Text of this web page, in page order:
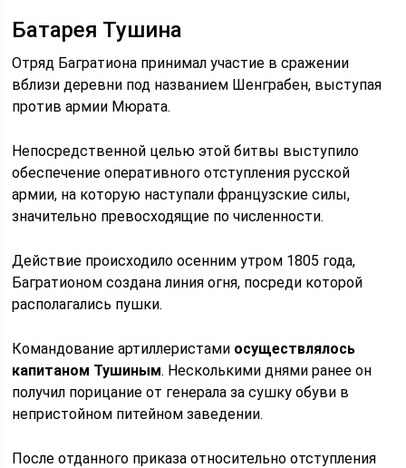
Батарея Тушина
Отряд Багратиона принимал участие в сражении
вблизи деревни под названием Шенграбен, выступая
против армии Мюрата.
Непосредственной целью этой битвы выступило
обеспечение оперативного отступления русской
армии, на которую наступали французские силы,
значительно превосходящие по численности.
Действие происходило осенним утром 1805 года,
Багратионом создана линия огня, посреди которой
располагались пушки.
Командование артиллеристами осуществлялось
капитаном Тушиным. Несколькими днями ранее он
получил порицание от генерала за сушку обуви в
непристойном питейном заведении.
После отданного приказа относительно отступления